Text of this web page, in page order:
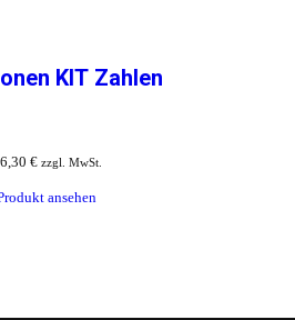
KIT Zahlen
€ zzgl. MwSt.
ansehen